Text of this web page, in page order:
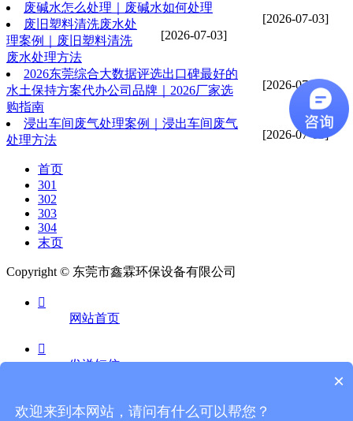
[2026-07-03]
废碱水怎么处理｜废碱水如何处理
[2026-07-03]
废旧塑料清洗废水处
理案例｜废旧塑料清洗
废水处理方法
[2026-07-03]
2026东莞综合大数据评选出口碑最好的
水土保持方案代办公司品牌｜2026厂家选
购指南
[2026-07-03]
浸出车间废气处理案例｜浸出车间废气
处理方法
首页
301
302
303
304
末页
Copyright © 东莞市鑫霖环保设备有限公司

网站首页

发送短信
电话咨询
×
欢迎来到本网站，请问有什么可以帮您？